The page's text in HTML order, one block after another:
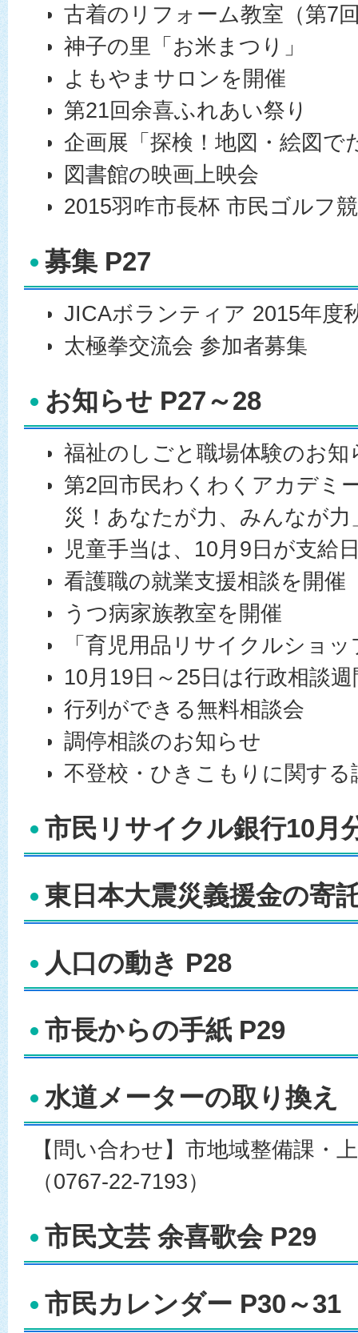
古着のリフォーム教室（第7
神子の里「お米まつり」
よもやまサロンを開催
第21回余喜ふれあい祭り
企画展「探検！地図・絵図で
図書館の映画上映会
2015羽咋市長杯 市民ゴルフ
募集 P27
JICAボランティア 2015年度
太極拳交流会 参加者募集
お知らせ P27～28
福祉のしごと職場体験のお知
第2回市民わくわくアカデミ
災！あなたが力、みんなが力
児童手当は、10月9日が支給
看護職の就業支援相談を開催
うつ病家族教室を開催
「育児用品リサイクルショ
10月19日～25日は行政相談週
行列ができる無料相談会
調停相談のお知らせ
不登校・ひきこもりに関する
市民リサイクル銀行10月
東日本大震災義援金の寄
人口の動き P28
市長からの手紙 P29
水道メーターの取り換え
【問い合わせ】市地域整備課・
（0767-22-7193）
市民文芸 余喜歌会 P29
市民カレンダー P30～31